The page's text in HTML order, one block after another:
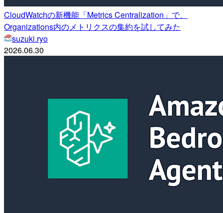
CloudWatchの新機能「Metrics Centralization」で、
Organizations内のメトリクスの集約を試してみた
suzuki.ryo
2026.06.30